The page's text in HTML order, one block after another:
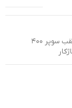
پره عقب سوپر 400